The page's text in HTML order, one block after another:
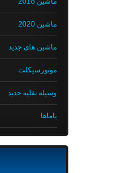
ماشین 2020
ماشین های جدید
موتورسیکلت
وسیله نقلیه جدید
یاماها